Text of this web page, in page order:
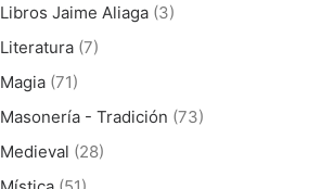
Libros Jaime Aliaga (3)
Literatura (7)
Magia (71)
Masonería - Tradición (73)
Medieval (28)